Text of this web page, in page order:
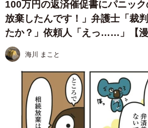
100万円の返済催促書にパニッ
放棄したんです！」弁護士「裁
たか？」依頼人「えっ……」【漫
海川 まこと